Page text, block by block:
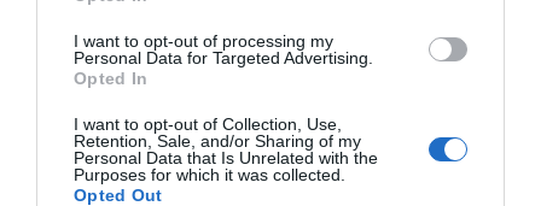
I want to opt-out of processing my
Personal Data for Targeted Advertising.
Opted In
I want to opt-out of Collection, Use,
Retention, Sale, and/or Sharing of my
Personal Data that Is Unrelated with the
Purposes for which it was collected.
Opted Out
Χρήσιμες σελίδες
E-SHOP